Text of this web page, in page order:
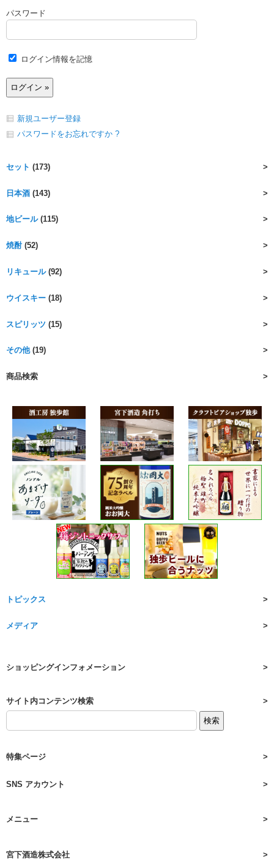
パスワード
ログイン情報を記憶
新規ユーザー登録
パスワードをお忘れですか ?
セット (173)
日本酒 (143)
地ビール(115)
焼酎(52)
リキュール(92)
ウイスキー (18)
スピリッツ (15)
その他(19)
商品検索
トピックス
メディア
ショッピングインフォメーション
サイト内コンテンツ検索
特集ページ
SNS アカウント
メニュー
宮下酒造株式会社